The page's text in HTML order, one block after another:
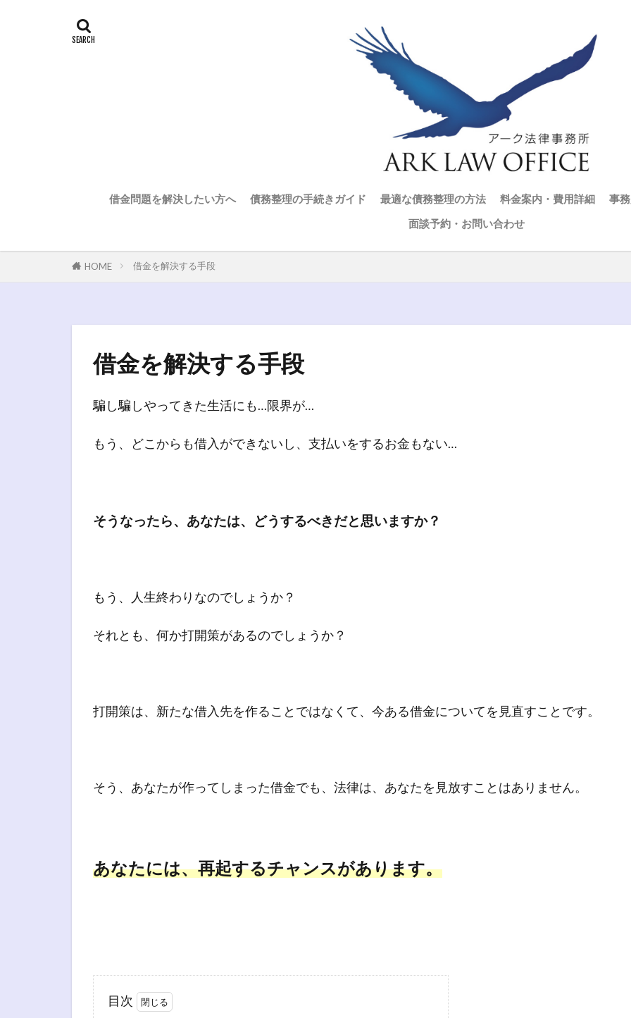
借金問題を解決したい方へ 債務整理の手続きガイド 最適な債務整理の方法 料金案内・費用詳細
事
面談予約・お問い合わせ
HOME 借金を解決する手段
借金を解決する手段
騙し騙しやってきた生活にも…限界が…
もう、どこからも借入ができないし、支払いをするお金もない…
そうなったら、あなたは、どうするべきだと思いますか？
もう、人生終わりなのでしょうか？
それとも、何か打開策があるのでしょうか？
打開策は、新たな借入先を作ることではなくて、今ある借金についてを見直すことです。
そう、あなたが作ってしまった借金でも、法律は、あなたを見放すことはありません。
あなたには、再起するチャンスがあります。
目次